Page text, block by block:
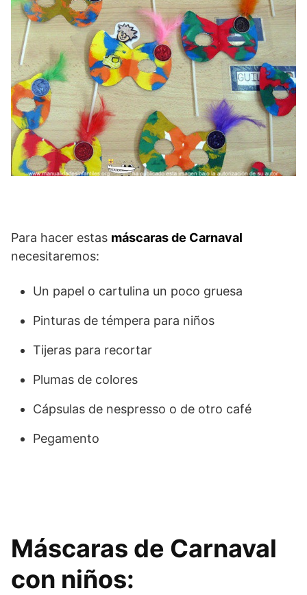
Para hacer estas máscaras de Carnaval
necesitaremos:
Un papel o cartulina un poco gruesa
Pinturas de témpera para niños
Tijeras para recortar
Plumas de colores
Cápsulas de nespresso o de otro café
Pegamento
Máscaras de Carnaval
con niños: